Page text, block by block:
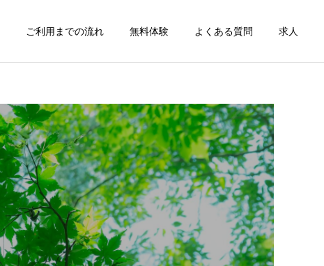
ご利用までの流れ 無料体験 よくある質問 求人